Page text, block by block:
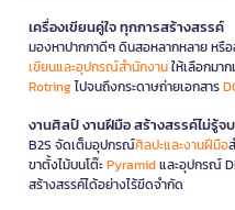
เครื่องเขียนคู่ใจ ทุกการสร้างสรรค์
มองหาปากกาดีๆ ดินสอหลากหลาย หรื
เขียนและอุปกรณ์สำนักงานให้เลือกมา
Rotringไปจนถึงกระดาษถ่ายเอกสาร
งานศิลป์ งานฝีมือ สร้างสรรค์ไม่รู้จบ
B2S จัดเต็มอุปกรณ์ศิลปะและงานฝีมือ
ขาตั้งไม้บนโต๊ะPyramidและอุปกรณ์
สร้างสรรค์ได้อย่างไร้ขีดจำกัด